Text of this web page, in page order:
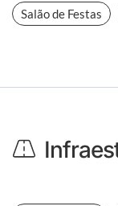
Salão de Festas